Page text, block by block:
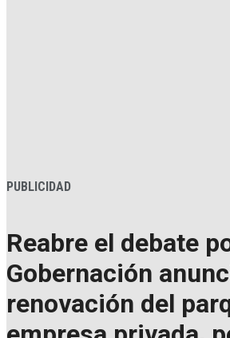
PUBLICIDAD
Reabre el debate
Gobernación
renovación del